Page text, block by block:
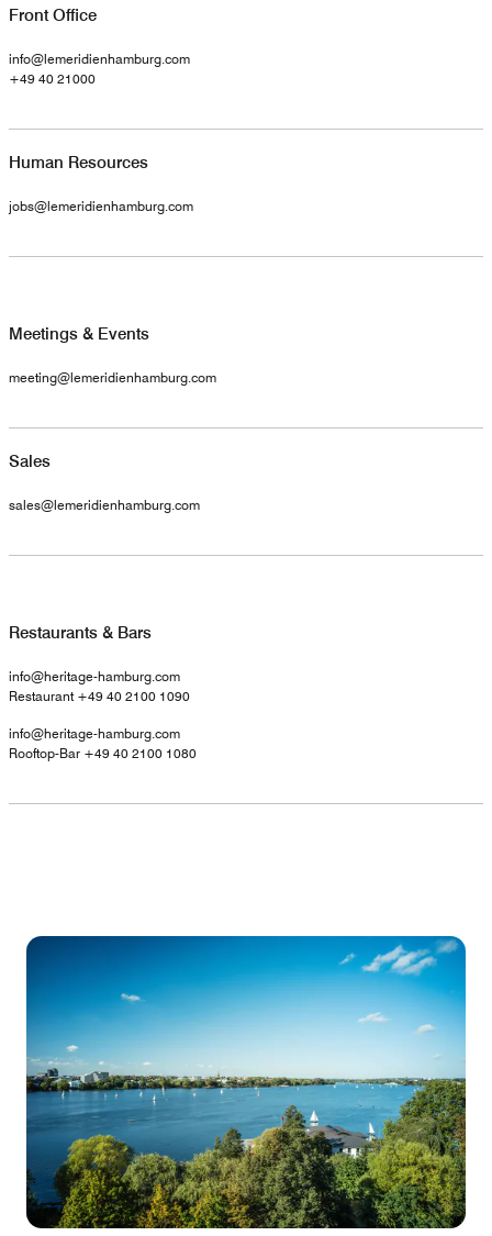
Front Office
info@lemeridienhamburg.com
+49 40 21000
Human Resources
jobs@lemeridienhamburg.com
Meetings & Events
meeting@lemeridienhamburg.com
Sales
sales@lemeridienhamburg.com
Restaurants & Bars
info@heritage-hamburg.com
Restaurant +49 40 2100 1090
info@heritage-hamburg.com
Rooftop-Bar +49 40 2100 1080